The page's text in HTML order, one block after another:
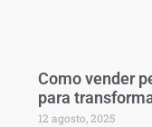
Como vender
para
12 agosto, 2025